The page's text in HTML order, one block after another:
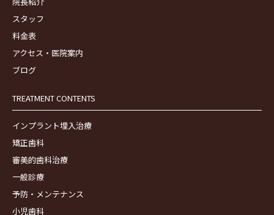
スタッフ
料金表
アクセス・医院案内
ブログ
TREATMENT CONTENTS
インプラント埋入治療
矯正歯科
審美的歯科治療
一般診療
予防・メンテナンス
小児歯科